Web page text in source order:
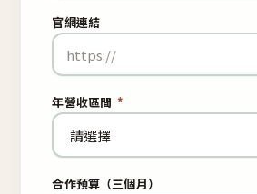
官網連結
年營收區間 *
合作預算（三個月）